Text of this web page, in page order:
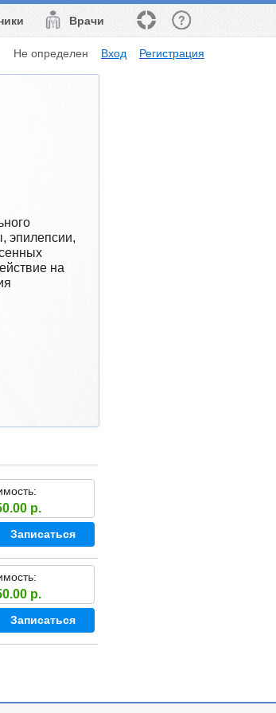
Врачи
Не определен Вход Регистрация
эпилепсии,
на
р.
Записаться
р.
Записаться